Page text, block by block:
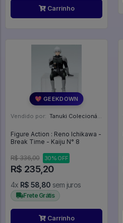
Carrinho
💖 GEEKDOWN
Vendido por: Tanuki Colecionáveis - SP
Figure Action : Reno Ichikawa -
Break Time - Kaiju N° 8
R$ 336,00 30% OFF
R$ 235,20
4x R$ 58,80 sem juros
Frete Grátis
Carrinho